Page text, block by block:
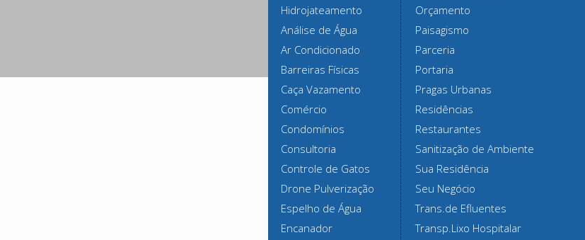
Hidrojateamento
Análise de Água
Ar Condicionado
Barreiras Físicas
Caça Vazamento
Comércio
Condomínios
Consultoria
Controle de Gatos
Drone Pulverização
Espelho de Água
Encanador
Orçamento
Paisagismo
Parceria
Portaria
Pragas Urbanas
Residências
Restaurantes
Sanitização de Ambiente
Sua Residência
Seu Negócio
Trans.de Efluentes
Transp.Lixo Hospitalar